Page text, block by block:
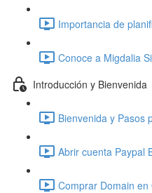
Importancia de
Conoce a Migdalia
Introducción y Bienvenida
Bienvenida y Pasos
Abrir cuenta Paypal
Comprar Domain